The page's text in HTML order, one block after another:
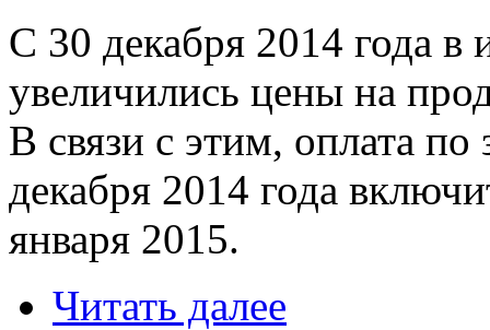
С 30 декабря 2014 года в
увеличились цены на
В связи с этим, оплата
декабря 2014 года
января 2015.
Читать далее